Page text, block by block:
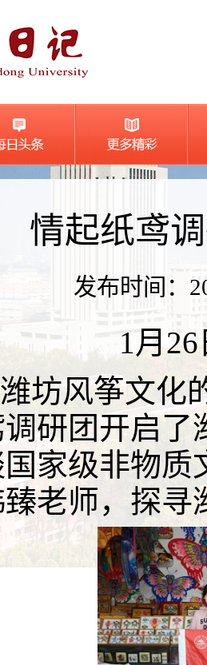
情起纸鸢
发布时间：
1月
坊风筝文化
研团开启了
家级非物质
老师，探寻